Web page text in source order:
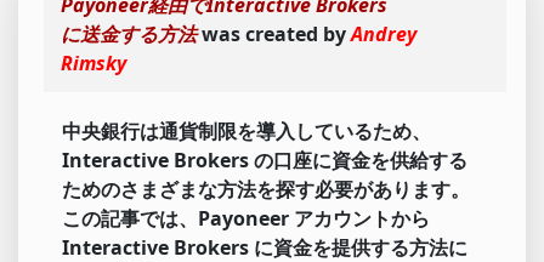
に送金する方法was created byAndrey
Rimsky
中央銀行は通貨制限を導入しているため、
Interactive Brokers の口座に資金を供給する
ためのさまざまな方法を探す必要があります。
この記事では、Payoneer アカウントから
Interactive Brokers に資金を提供する方法に